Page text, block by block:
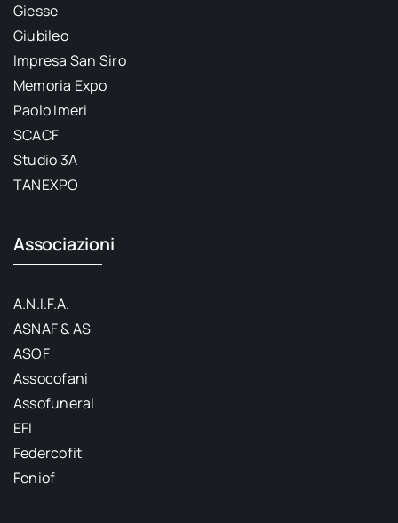
Giesse
Giubileo
Impresa San Siro
Memoria Expo
Paolo Imeri
SCACF
Studio 3A
TANEXPO
Associazioni
A.N.I.F.A.
ASNAF & AS
ASOF
Assocofani
Assofuneral
EFI
Federcofit
Feniof